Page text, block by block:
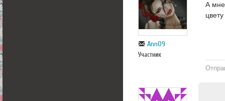
Ann09
Участник
А мне